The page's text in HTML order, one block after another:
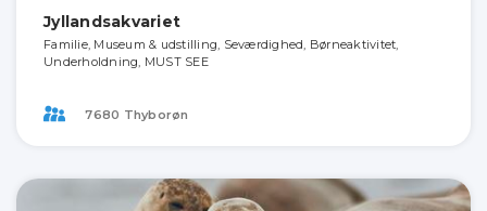
Jyllandsakvariet
Familie, Museum & udstilling, Seværdighed, Børneaktivitet,
Underholdning, MUST SEE
7680 Thyborøn